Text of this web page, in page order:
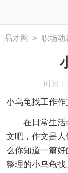
品才网 > 职场动
时间
小乌龟找工作作
在日常生活
文吧，作文是
么你知道一篇
整理的小乌龟